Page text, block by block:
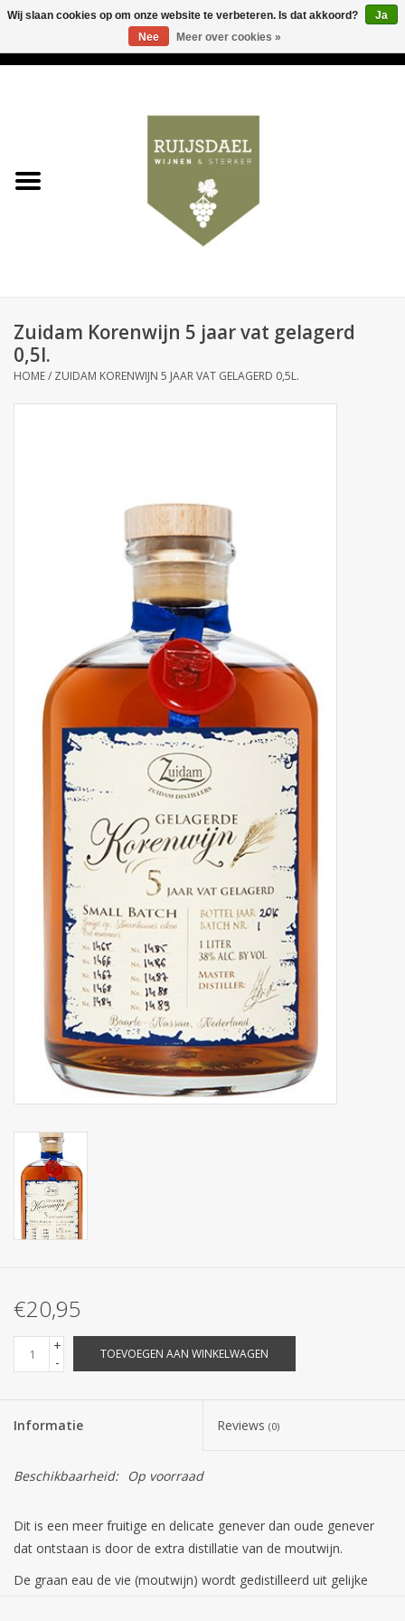
& sterker
Contact
Zuidam Korenwijn 5 jaar vat gelagerd
0,5l.
HOME/ ZUIDAM KORENWIJN 5 JAAR VAT GELAGERD 0,5L.
€20,95
+
-
TOEVOEGEN AAN WINKELWAGEN
Informatie Reviews (0)
Beschikbaarheid: Op voorraad
Dit is een meer fruitige en delicate genever dan oude genever
dat ontstaan is door de extra distillatie van de moutwijn.
De graan eau de vie (moutwijn) wordt gedistilleerd uit gelijke
Wij slaan cookies op om onze website te verbeteren. Is dat akkoord?
Ja
Nee
Meer over cookies »